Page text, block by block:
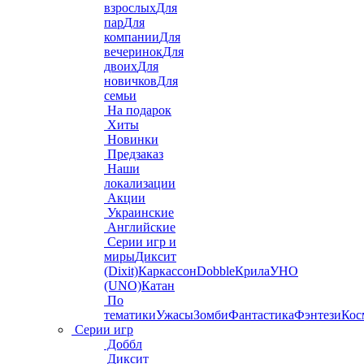
взрослыхДля
парДля
компанииДля
вечеринокДля
двоихДля
новичковДля
семьи
На подарок
Хиты
Новинки
Предзаказ
Наши
локализации
Акции
Украинские
Английские
Серии игр и
мирыДиксит
(Dixit)КаркассонDobbleКрилаУНО
(UNO)Катан
По
тематикиУжасыЗомбиФантастикаФэнтези
Серии игр
Доббл
Диксит